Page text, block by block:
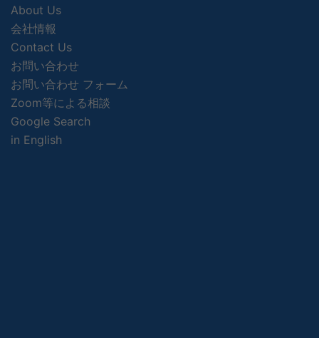
About Us
会社情報
Contact Us
お問い合わせ
お問い合わせ フォーム
Zoom等による相談
Google Search
in English